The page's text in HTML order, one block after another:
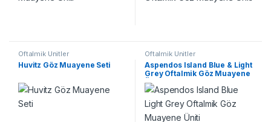
Oftalmik Ünitler
Huvitz Göz Muayene Seti
Oftalmik Ünitler
Aspendos Island Blue & Light
Grey Oftalmik Göz Muayene
Üniti